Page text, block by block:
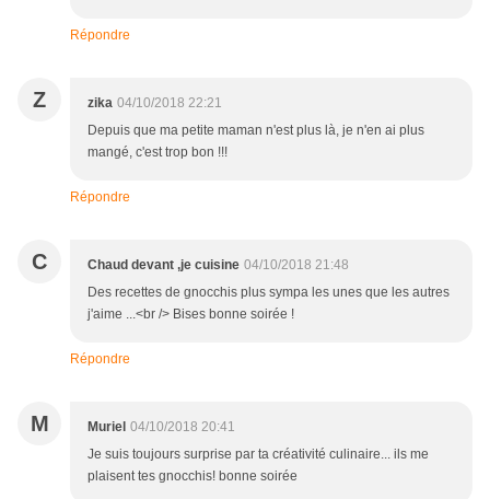
Répondre
Z zika 04/10/2018 22:21
Depuis que ma petite maman n'est plus là, je n'en ai plus
mangé, c'est trop bon !!!
Répondre
C Chaud devant ,je cuisine 04/10/2018 21:48
Des recettes de gnocchis plus sympa les unes que les autres
j'aime ...<br /> Bises bonne soirée !
Répondre
M Muriel 04/10/2018 20:41
Je suis toujours surprise par ta créativité culinaire... ils me
plaisent tes gnocchis! bonne soirée